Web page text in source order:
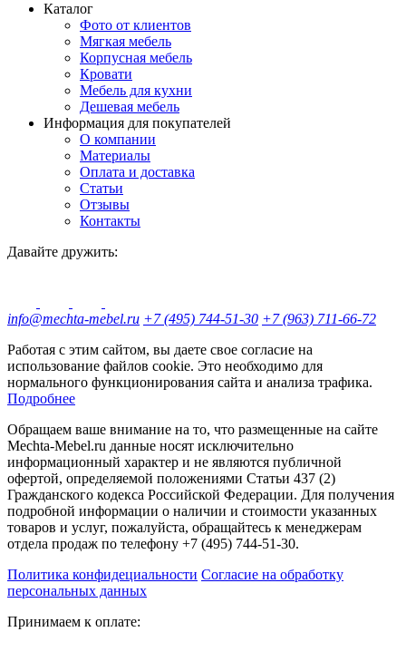
Каталог
Фото от клиентов
Мягкая мебель
Корпусная мебель
Кровати
Мебель для кухни
Дешевая мебель
Информация для покупателей
О компании
Материалы
Оплата и доставка
Статьи
Отзывы
Контакты
Давайте дружить:
info@mechta-mebel.ru +7 (495) 744-51-30 +7 (963) 711-66-72
Работая с этим сайтом, вы даете свое согласие на
использование файлов cookie. Это необходимо для
нормального функционирования сайта и анализа трафика.
Подробнее
Обращаем ваше внимание на то, что размещенные на сайте
Mechta-Mebel.ru данные носят исключительно
информационный характер и не являются публичной
офертой, определяемой положениями Статьи 437 (2)
Гражданского кодекса Российской Федерации. Для получения
подробной информации о наличии и стоимости указанных
товаров и услуг, пожалуйста, обращайтесь к менеджерам
отдела продаж по телефону +7 (495) 744-51-30.
Политика конфидециальности Согласие на обработку
персональных данных
Принимаем к оплате: